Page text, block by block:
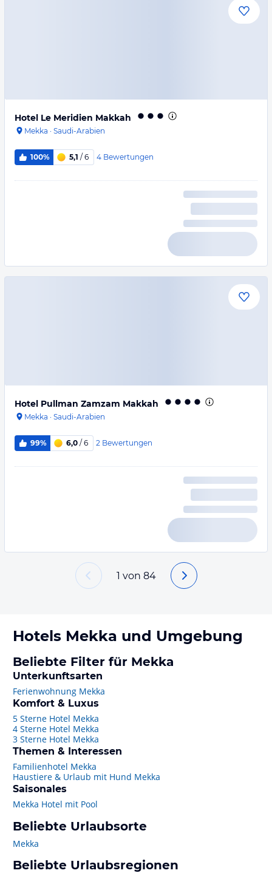
Hotel Le Meridien Makkah
Mekka · Saudi-Arabien
100% 5,1 / 6 4 Bewertungen
Hotel Pullman Zamzam Makkah
Mekka · Saudi-Arabien
99% 6,0 / 6 2 Bewertungen
1 von 84
Hotels Mekka und Umgebung
Beliebte Filter für Mekka
Unterkunftsarten
Ferienwohnung Mekka
Komfort & Luxus
5 Sterne Hotel Mekka
4 Sterne Hotel Mekka
3 Sterne Hotel Mekka
Themen & Interessen
Familienhotel Mekka
Haustiere & Urlaub mit Hund Mekka
Saisonales
Mekka Hotel mit Pool
Beliebte Urlaubsorte
Mekka
Beliebte Urlaubsregionen